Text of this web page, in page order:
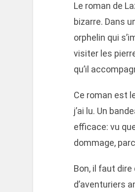
Le roman de
bizarre. Dans
orphelin qui
visiter les
qu’il
Ce roman est
j’ai lu. Un
efficace: vu
dommage,
Bon, il faut
d’aventuriers